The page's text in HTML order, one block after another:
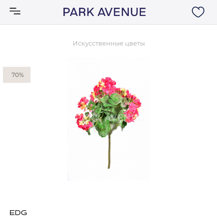
Искусственные цветы
70%
EDG